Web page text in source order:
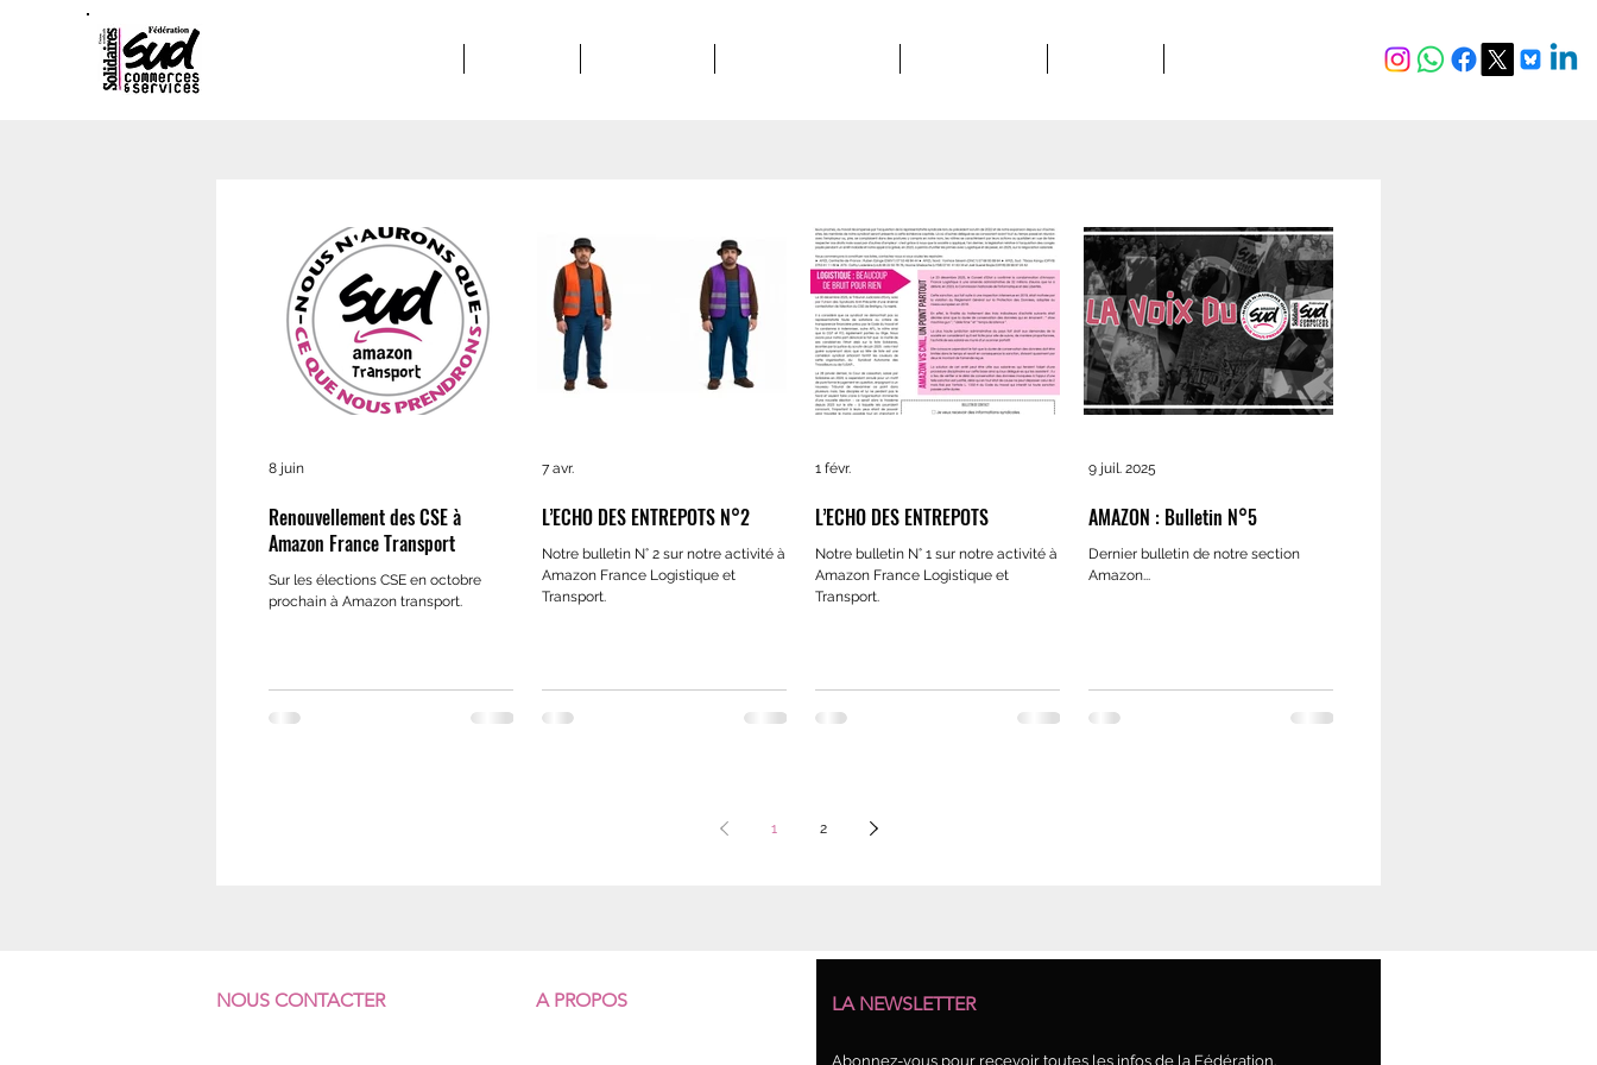
Renouvellement des CSE à
Amazon France Transport
Sur les élections CSE en octobre
prochain à Amazon transport.
8 juin
L’ECHO DES ENTREPOTS N°2
Notre bulletin N° 2 sur notre activité à
Amazon France Logistique et
Transport.
7 avr.
L’ECHO DES ENTREPOTS
Notre bulletin N° 1 sur notre activité à
Amazon France Logistique et
Transport.
1 févr.
AMAZON : Bulletin N°5
Dernier bulletin de notre section
Amazon...
9 juil. 2025
1 2
NOUS CONTACTER A PROPOS LA NEWSLETTER
Abonnez-vous pour recevoir toutes les infos de la Fédération.